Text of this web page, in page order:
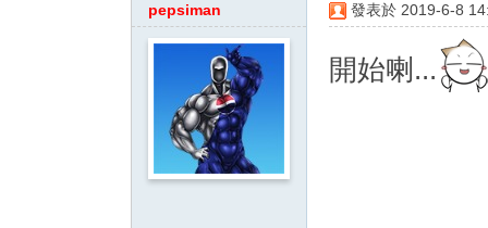
o
pepsiman 發表於 2019-6-8
開始喇...